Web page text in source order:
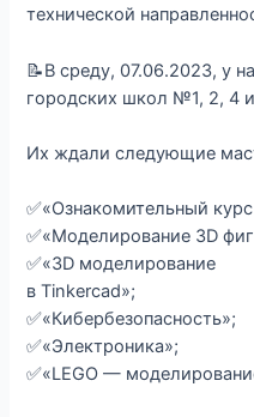
технической
📝В среду, 07.06.2023, у
городских школ №1, 2, 4
Их ждали следующие
✅«Ознакомительный
✅«Моделирование 3D
✅«3D моделирование
в Tinkercad»;
✅«Кибербезопасность»;
✅«Электроника»;
✅«LEGO —